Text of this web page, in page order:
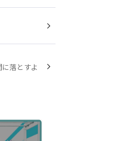
落とすよ